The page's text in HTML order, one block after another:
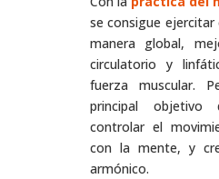
se consigue ejercitar
manera global,
circulatorio y
fuerza muscular.
principal
controlar el
con la mente, y
armónico.